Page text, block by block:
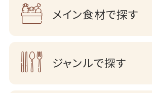
メイン食材で探す
ジャンルで探す